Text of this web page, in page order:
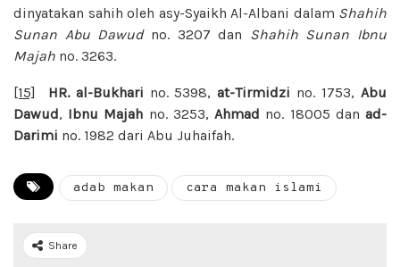
dinyatakan sahih oleh asy-Syaikh Al-Albani dalam Shahih
Sunan Abu Dawud no. 3207 dan Shahih Sunan Ibnu
Majah no. 3263.
[15] HR. al-Bukhari no. 5398,at-Tirmidzi no. 1753,Abu
Dawud, Ibnu Majah no. 3253,Ahmad no. 18005 danad-
Darimi no. 1982 dari Abu Juhaifah.
adab makan cara makan islami
Share